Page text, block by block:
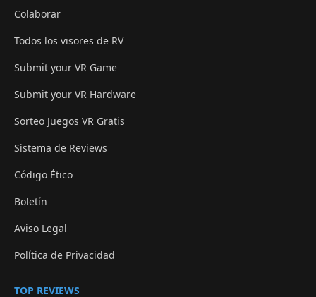
Colaborar
Todos los visores de RV
Submit your VR Game
Submit your VR Hardware
Sorteo Juegos VR Gratis
Sistema de Reviews
Código Ético
Boletín
Aviso Legal
Política de Privacidad
TOP REVIEWS